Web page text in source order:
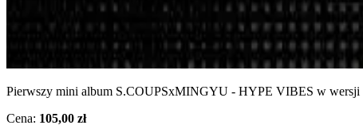
Pierwszy mini album S.COUPSxMINGYU - HYPE VIBES w wersji
Cena: 105,00 zł